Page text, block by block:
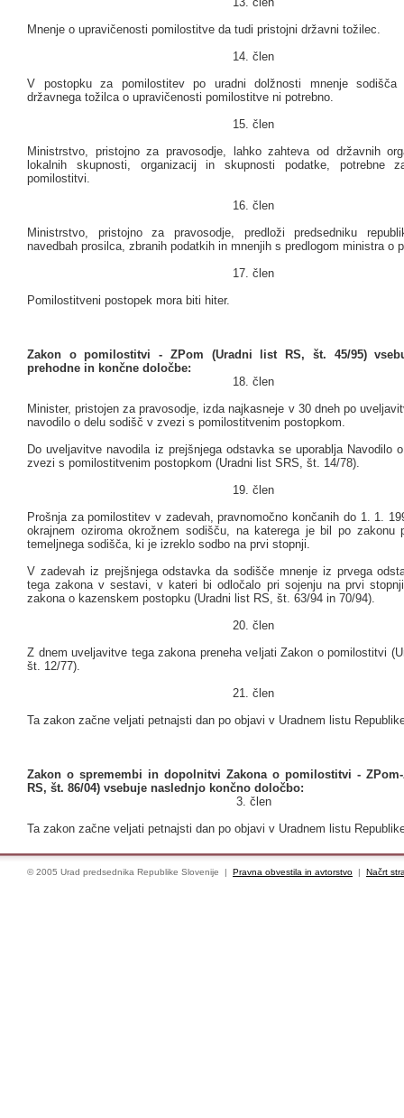
Mnenje o upravičenosti pomilostitve da tudi pristojni državni tožilec.
14. člen
V postopku za pomilostitev po uradni dolžnosti mnenje sodišča
državnega tožilca o upravičenosti pomilostitve ni potrebno.
15. člen
Ministrstvo, pristojno za pravosodje, lahko zahteva od državnih
lokalnih skupnosti, organizacij in skupnosti podatke, potrebne
pomilostitvi.
16. člen
Ministrstvo, pristojno za pravosodje, predloži predsedniku
navedbah prosilca, zbranih podatkih in mnenjih s predlogom ministra o
17. člen
Pomilostitveni postopek mora biti hiter.
Zakon o pomilostitvi - ZPom (Uradni list RS, št. 45/95)
prehodne in končne določbe:
18. člen
Minister, pristojen za pravosodje, izda najkasneje v 30 dneh po
navodilo o delu sodišč v zvezi s pomilostitvenim postopkom.
Do uveljavitve navodila iz prejšnjega odstavka se uporablja Navodilo
zvezi s pomilostitvenim postopkom (Uradni list SRS, št. 14/78).
19. člen
Prošnja za pomilostitev v zadevah, pravnomočno končanih do 1. 1.
okrajnem oziroma okrožnem sodišču, na katerega je bil po zakonu
temeljnega sodišča, ki je izreklo sodbo na prvi stopnji.
V zadevah iz prejšnjega odstavka da sodišče mnenje iz prvega
tega zakona v sestavi, v kateri bi odločalo pri sojenju na prvi
zakona o kazenskem postopku (Uradni list RS, št. 63/94 in 70/94).
20. člen
Z dnem uveljavitve tega zakona preneha veljati Zakon o pomilostitvi
št. 12/77).
21. člen
Ta zakon začne veljati petnajsti dan po objavi v Uradnem listu
Zakon o spremembi in dopolnitvi Zakona o pomilostitvi -
RS, št. 86/04) vsebuje naslednjo končno določbo:
3. člen
Ta zakon začne veljati petnajsti dan po objavi v Uradnem listu
© 2005 Urad predsednika Republike Slovenije | Pravna obvestila in avtorstvo | Načrt